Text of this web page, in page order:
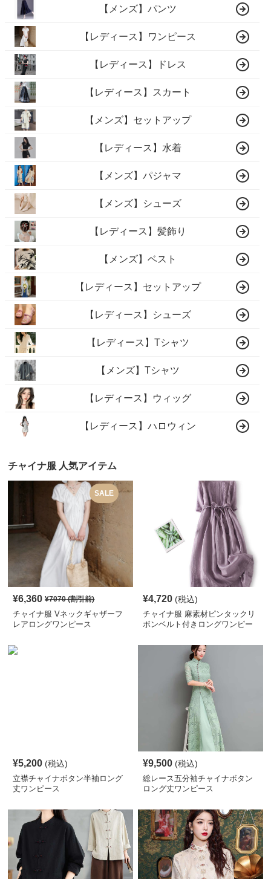
【メンズ】パンツ
【レディース】ワンピース
【レディース】ドレス
【レディース】スカート
【メンズ】セットアップ
【レディース】水着
【メンズ】パジャマ
【メンズ】シューズ
【レディース】髪飾り
【メンズ】ベスト
【レディース】セットアップ
【レディース】シューズ
【レディース】Tシャツ
【メンズ】Tシャツ
【レディース】ウィッグ
【レディース】ハロウィン
チャイナ服 人気アイテム
SALE
¥6,360 ¥7070(割引前)
チャイナ服 Vネックギャザーフ
レアロングワンピース
¥4,720 (税込)
チャイナ服 麻素材ピンタックリ
ボンベルト付きロングワンピー
¥5,200 (税込)
立襟チャイナボタン半袖ロング
丈ワンピース
¥9,500 (税込)
総レース五分袖チャイナボタン
ロング丈ワンピース